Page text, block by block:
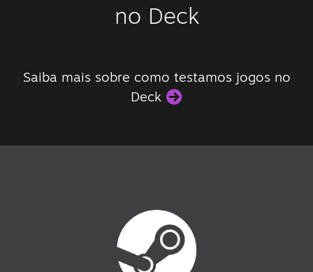
no Deck
Saiba mais sobre como testamos jogos no
Deck